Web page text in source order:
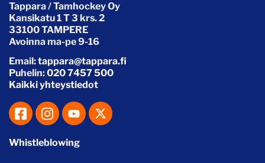
Tappara / Tamhockey Oy
Kansikatu 1 T 3 krs. 2
33100 TAMPERE
Avoinna ma-pe 9-16
Email:tappara@tappara.fi
Puhelin:020 7457 500
Kaikki yhteystiedot
Whistleblowing